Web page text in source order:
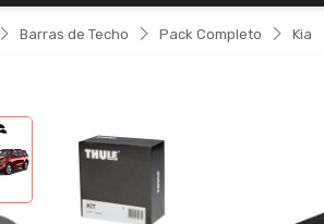
Barras de Techo Pack Completo Kia